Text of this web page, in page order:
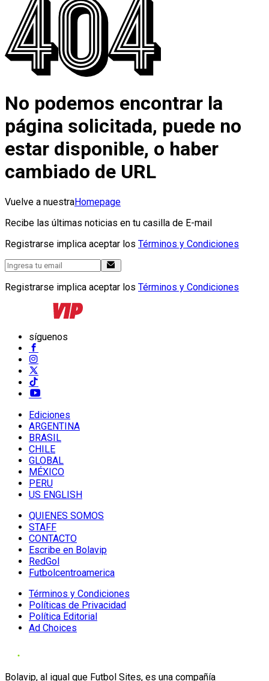
No podemos encontrar la
página solicitada, puede no
estar disponible, o haber
cambiado de URL
Vuelve a nuestraHomepage
Recibe las últimas noticias en tu casilla de E-mail
Registrarse implica aceptar los Términos y Condiciones
Registrarse implica aceptar los Términos y Condiciones
síguenos
Ediciones
ARGENTINA
BRASIL
CHILE
GLOBAL
MÉXICO
PERU
US ENGLISH
QUIENES SOMOS
STAFF
CONTACTO
Escribe en Bolavip
RedGol
Futbolcentroamerica
Términos y Condiciones
Políticas de Privacidad
Política Editorial
Ad Choices
Bolavip, al igual que Futbol Sites, es una compañía